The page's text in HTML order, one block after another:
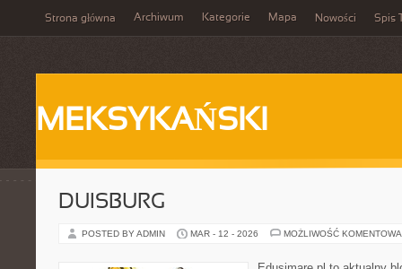
Strona główna Archiwum Kategorie Mapa Nowości Spis
MEKSYKAŃSKI
DUISBURG
POSTED BY ADMIN MAR - 12 - 2026 MOŻLIWOŚĆ